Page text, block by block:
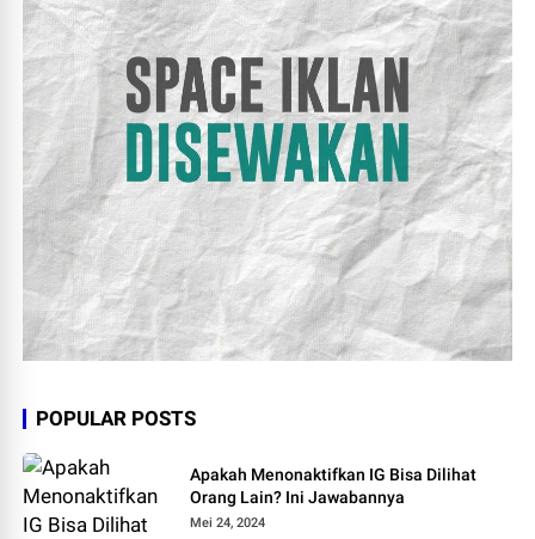
POPULAR POSTS
Apakah Menonaktifkan IG Bisa Dilihat
Orang Lain? Ini Jawabannya
Mei 24, 2024